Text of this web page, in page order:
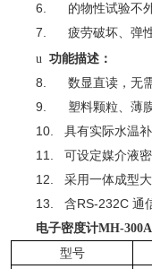
6.
的物性试验不
7.
疲劳破坏、弹
u 功能描述：
8.
数显直读，无
9.
塑料颗粒、薄
10.
具有实际水温
11.
可设定媒介液
12.
采用一体成型
13.
含RS-232C 通
电子密度计MH-300A
型号